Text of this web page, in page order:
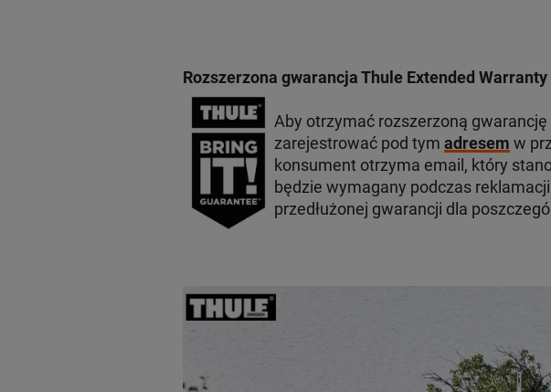
Rozszerzona gwarancja Thule Extended Warranty
Aby otrzymać rozszerzoną gwarancję
zarejestrować pod tym adresem w
konsument otrzyma email, który
będzie wymagany podczas
przedłużonej gwarancji dla